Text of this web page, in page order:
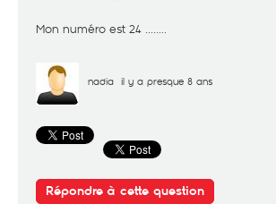
Mon numéro est 24 ........
nadia il y a presque 8 ans
Répondre à cette question